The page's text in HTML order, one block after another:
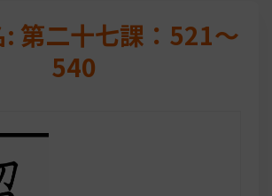
: 第二十七課：521～
540